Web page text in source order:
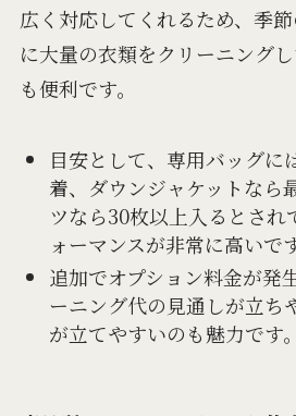
広く対応してくれるため、季
に大量の衣類をクリーニング
も便利です。
目安として、専用バッグに
着、ダウンジャケットなら
ツなら30枚以上入るとされ
ォーマンスが非常に高いです
追加でオプション料金が発
ーニング代の見通しが立ち
が立てやすいのも魅力です。